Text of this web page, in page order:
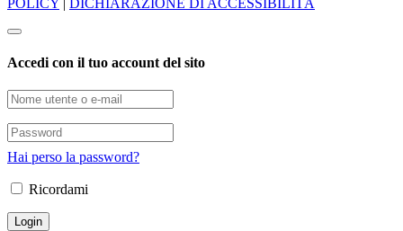
POLICY | DICHIARAZIONE DI ACCESSIBILITÀ
Accedi con il tuo account del sito
Hai perso la password?
Ricordami